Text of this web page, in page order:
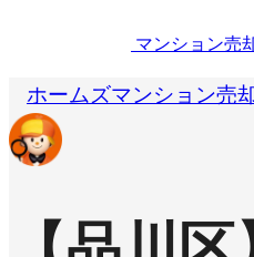
マンション売
ホームズマンション売